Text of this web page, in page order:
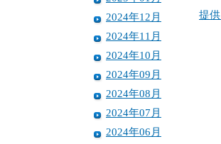
2024年12月
2024年11月
2024年10月
2024年09月
2024年08月
2024年07月
2024年06月
提